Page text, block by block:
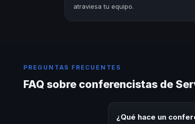
atraviesa tu equipo.
PREGUNTAS FRECUENTES
FAQ sobre conferencistas de
¿Qué hace un